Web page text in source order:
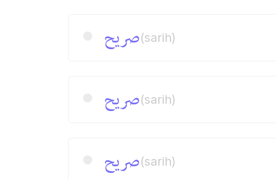
صریح(sarih)
صریح(sarih)
صریح(sarih)